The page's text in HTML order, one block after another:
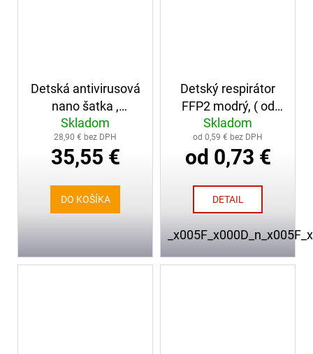
Detská antivirusová
nano šatka ,
tyrkysová
Skladom
28,90 € bez DPH
35,55 €
DO KOŠÍKA
Detský respirátor
FFP2 modrý, ( od
0,39€ ), CE, balený
po 1kuse,
EN149:2001+A1:2009
Skladom
od 0,59 € bez DPH
od 0,73 €
DETAIL